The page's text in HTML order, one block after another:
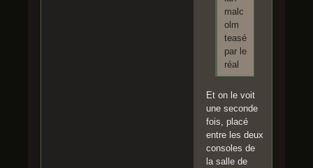
malc
olm
teasé
par le
réal
Et on le voit
une seconde
fois, placé
entre les deux
consoles de
la salle de